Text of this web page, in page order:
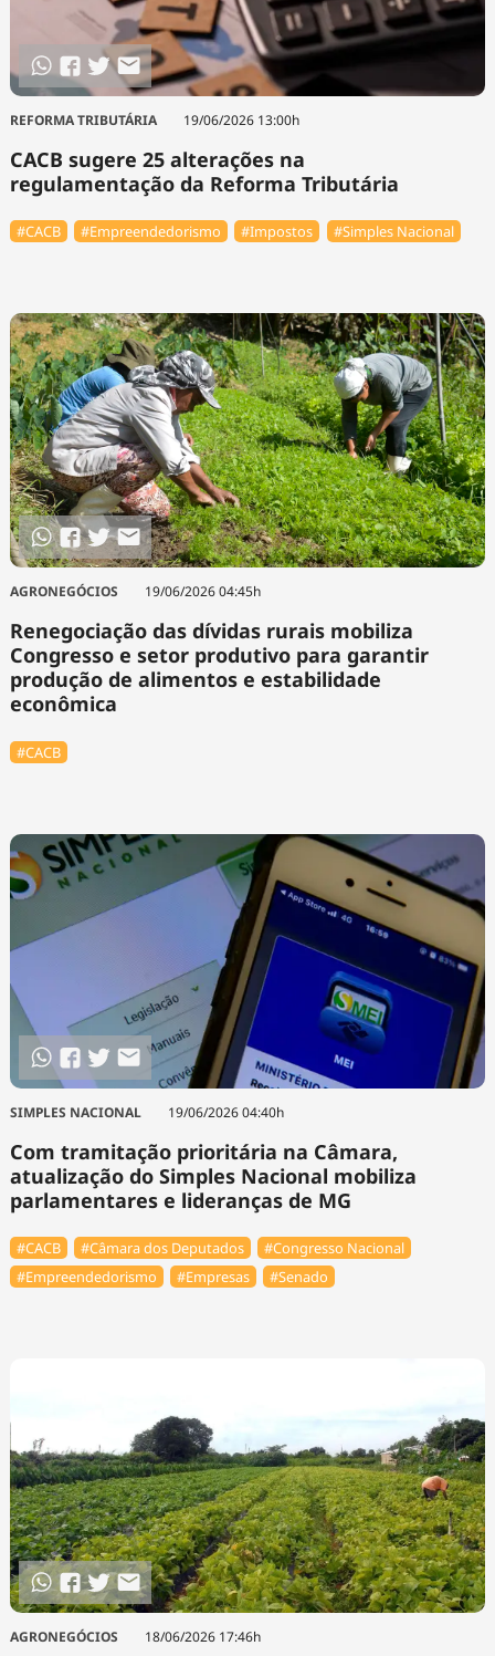
REFORMA TRIBUTÁRIA 19/06/2026 13:00h
CACB sugere 25 alterações na
regulamentação da Reforma Tributária
#⁠CACB #Empreendedorismo #Impostos #Simples Nacional
AGRONEGÓCIOS 19/06/2026 04:45h
Renegociação das dívidas rurais mobiliza
Congresso e setor produtivo para garantir
produção de alimentos e estabilidade
econômica
#⁠CACB
SIMPLES NACIONAL 19/06/2026 04:40h
Com tramitação prioritária na Câmara,
atualização do Simples Nacional mobiliza
parlamentares e lideranças de MG
#⁠CACB #Câmara dos Deputados
#Congresso Nacional
#Empreendedorismo
#Empresas #Senado
AGRONEGÓCIOS 18/06/2026 17:46h